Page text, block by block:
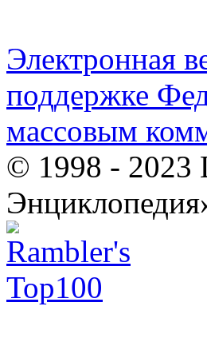
Электронная
поддержке
массовым
© 1998 - 2023